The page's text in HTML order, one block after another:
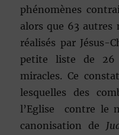
phénomènes
alors que 63 autres
réalisés par Jésus-
petite liste de
miracles. Ce
lesquelles des
l’Eglise contre le
canonisation de